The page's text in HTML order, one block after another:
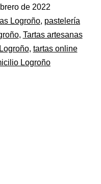
a
domicilio
en
Logroño
de 2022
Logroño, pastelería
, Tartas artesanas
, tartas online
Logroño